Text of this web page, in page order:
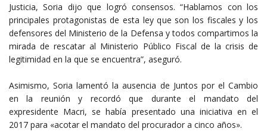
Justicia, Soria dijo que logró consensos. “Hablamos con los
principales protagonistas de esta ley que son los fiscales y los
defensores del Ministerio de la Defensa y todos compartimos la
mirada de rescatar al Ministerio Público Fiscal de la crisis de
legitimidad en la que se encuentra”, aseguró.
Asimismo, Soria lamentó la ausencia de Juntos por el Cambio
en la reunión y recordó que durante el mandato del
expresidente Macri, se había presentado una iniciativa en el
2017 para «acotar el mandato del procurador a cinco años».